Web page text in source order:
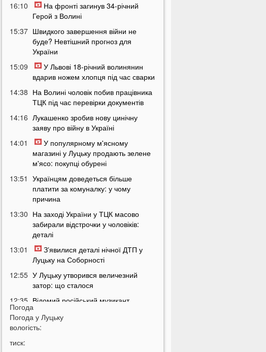
16:10
На фронті загинув 34-річний
Герой з Волині
15:37 Швидкого завершення війни не
буде? Невтішний прогноз для
України
15:09
У Львові 18-річний волинянин
вдарив ножем хлопця під час сварки
14:38 На Волині чоловік побив працівника
ТЦК під час перевірки документів
14:16 Лукашенко зробив нову цинічну
заяву про війну в Україні
14:01
У популярному м'ясному
магазині у Луцьку продають зелене
м'ясо: покупці обурені
13:51
Українцям доведеться більше
платити за комуналку: у чому
причина
13:30 На заході України у ТЦК масово
забирали відстрочки у чоловіків:
деталі
13:01
Зʼявилися деталі нічної ДТП у
Луцьку на Соборності
12:55 У Луцьку утворився величезний
затор: що сталося
12:35 Відомий російський музикант
приїхав до України: стало відомо,
що він тут робить
Погода
Погода у Луцьку
вологість:
тиск: